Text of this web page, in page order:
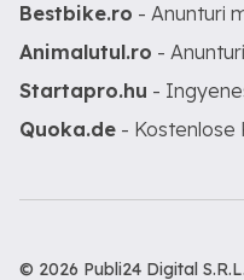
Bestbike.ro - Anunturi
Animalutul.ro -
Startapro.hu -
Quoka.de - Kostenlose
© 2026 Publi24 Digital